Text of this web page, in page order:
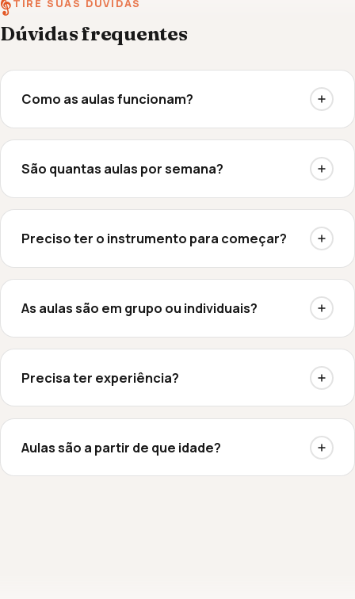
TIRE SUAS DÚVIDAS
Dúvidas frequentes
Como as aulas funcionam?
São quantas aulas por semana?
Preciso ter o instrumento para começar?
As aulas são em grupo ou individuais?
Precisa ter experiência?
Aulas são a partir de que idade?